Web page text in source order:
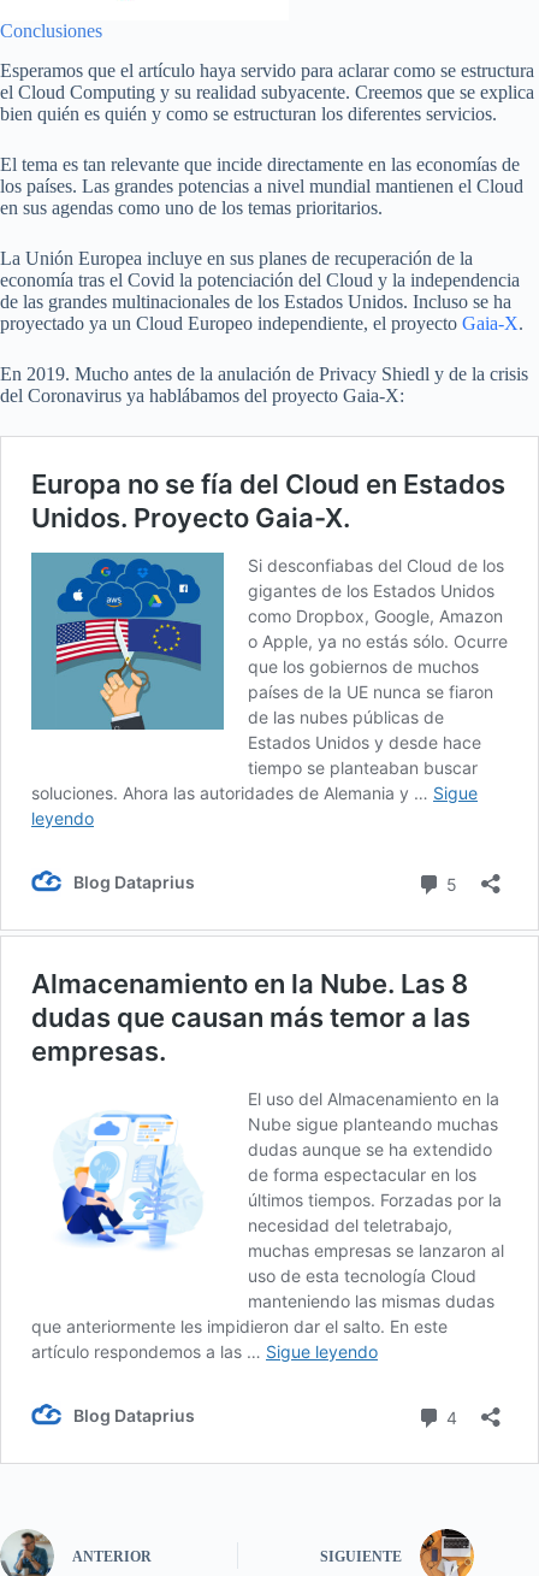
Conclusiones
Esperamos que el artículo haya servido para aclarar como se estructura
el Cloud Computing y su realidad subyacente. Creemos que se explica
bien quién es quién y como se estructuran los diferentes servicios.
El tema es tan relevante que incide directamente en las economías de
los países. Las grandes potencias a nivel mundial mantienen el Cloud
en sus agendas como uno de los temas prioritarios.
La Unión Europea incluye en sus planes de recuperación de la
economía tras el Covid la potenciación del Cloud y la independencia
de las grandes multinacionales de los Estados Unidos. Incluso se ha
proyectado ya un Cloud Europeo independiente, el proyecto Gaia-X.
En 2019. Mucho antes de la anulación de Privacy Shiedl y de la crisis
del Coronavirus ya hablábamos del proyecto Gaia-X:
ANTERIOR SIGUIENTE